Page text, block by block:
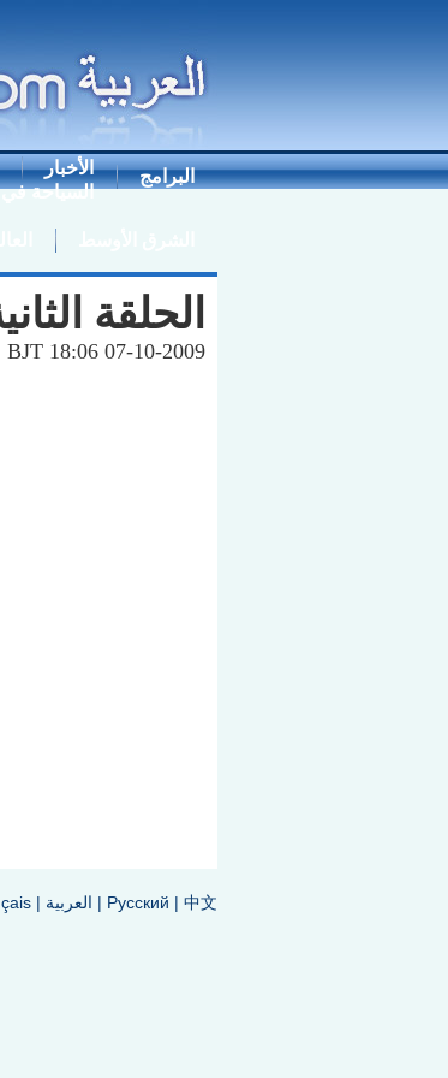
البرامج الأخبار
السياحة
الحلقة
BJT 18:06 07-10-2009
| العربية | Pусский | 中文